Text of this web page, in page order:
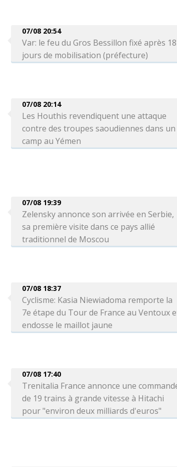
07/08 20:54
Var: le feu du Gros Bessillon fixé après 18
jours de mobilisation (préfecture)
07/08 20:14
Les Houthis revendiquent une attaque
contre des troupes saoudiennes dans un
camp au Yémen
07/08 19:39
Zelensky annonce son arrivée en Serbie,
sa première visite dans ce pays allié
traditionnel de Moscou
07/08 18:37
Cyclisme: Kasia Niewiadoma remporte la
7e étape du Tour de France au Ventoux
endosse le maillot jaune
07/08 17:40
Trenitalia France annonce une
de 19 trains à grande vitesse à Hitachi
pour "environ deux milliards d'euros"